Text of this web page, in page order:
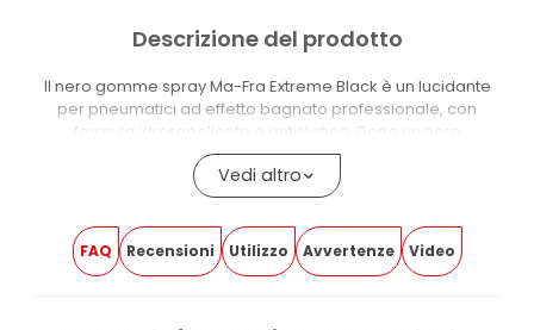
Descrizione del prodotto
Il nero gomme spray Ma-Fra Extreme Black è un lucidante
per pneumatici ad effetto bagnato professionale, con
formula idrorepellente e antistatica. Dona un nero
profondo e una brillantezza intensa, aiutando a prevenire
imbrunimento e screpolature causate dall’uso e dagli
agenti atmosferici.
La formula crea un film protettivo antistatico e
idrorepellente che resiste a umidità, polvere e sporco
Vedi altro
FAQ Recensioni Utilizzo Avvertenze Video